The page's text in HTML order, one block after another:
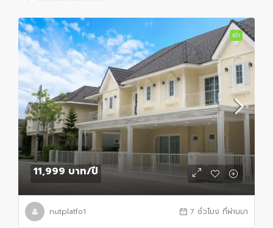
เช่า
11,999 บาท/ปี
nutplatfo1 7 ชั่วโมง ที่ผ่านมา